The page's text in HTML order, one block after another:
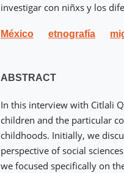
investigar con niñxs y los
México etnografía
ABSTRACT
In this interview with Citlali
children and the particular
childhoods. Initially, we
perspective of social
we focused specifically on